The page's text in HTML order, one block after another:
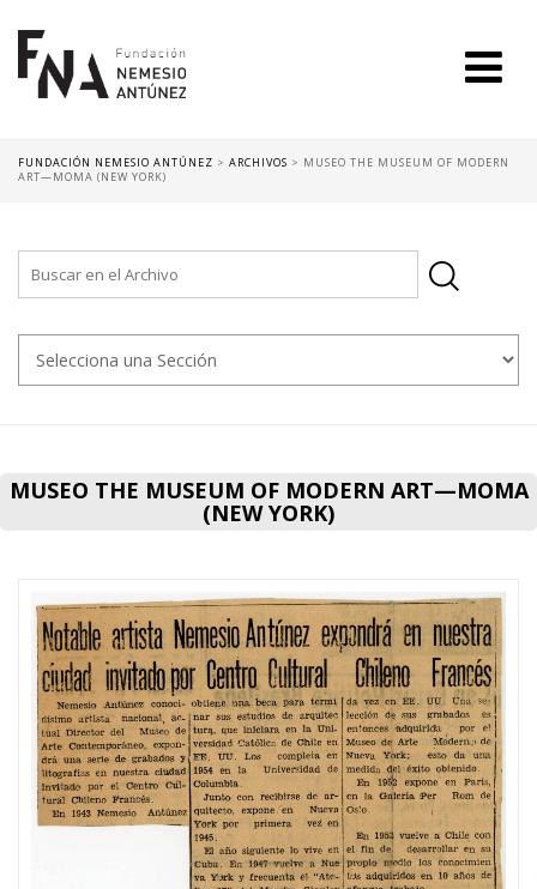
FUNDACIÓN NEMESIO ANTÚNEZ > ARCHIVOS > MUSEO THE MUSEUM OF MODERN
ART—MOMA (NEW YORK)
MUSEO THE MUSEUM OF MODERN ART—MOMA
(NEW YORK)